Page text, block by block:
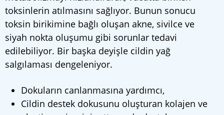
toksinlerin atılmasını sağlıyor. Bunun sonucu
toksin birikimine bağlı oluşan akne, sivilce ve
siyah nokta oluşumu gibi sorunlar tedavi
edilebiliyor. Bir başka deyişle cildin yağ
salgılaması dengeleniyor.
Dokuların canlanmasına yardımcı,
Cildin destek dokusunu oluşturan kolajen ve